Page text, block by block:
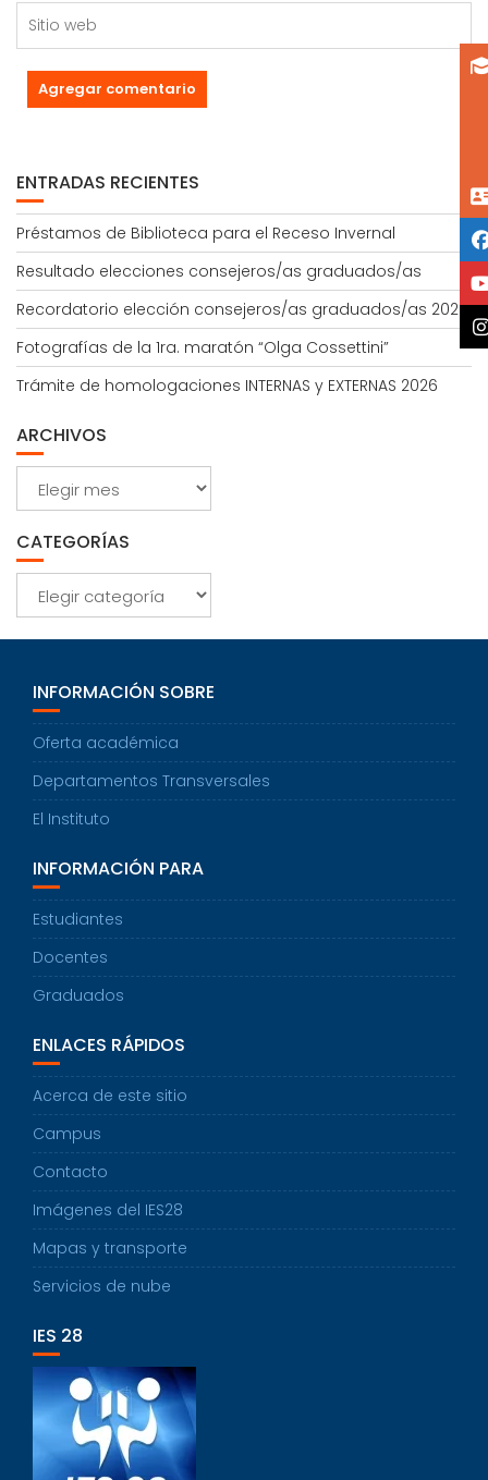
ENTRADAS RECIENTES
Préstamos de Biblioteca para el Receso Invernal
Resultado elecciones consejeros/as graduados/as
Recordatorio elección consejeros/as graduados/as 2026
Fotografías de la 1ra. maratón “Olga Cossettini”
Trámite de homologaciones INTERNAS y EXTERNAS 2026
ARCHIVOS
Archivos
CATEGORÍAS
Categorías
INFORMACIÓN SOBRE
Oferta académica
Departamentos Transversales
El Instituto
INFORMACIÓN PARA
Estudiantes
Docentes
Graduados
ENLACES RÁPIDOS
Acerca de este sitio
Campus
Contacto
Imágenes del IES28
Mapas y transporte
Servicios de nube
IES 28